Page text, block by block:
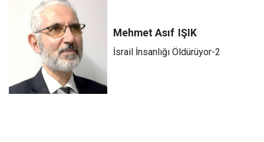
Mehmet Asıf IŞIK
İsrail İnsanlığı Öldürüyor-2